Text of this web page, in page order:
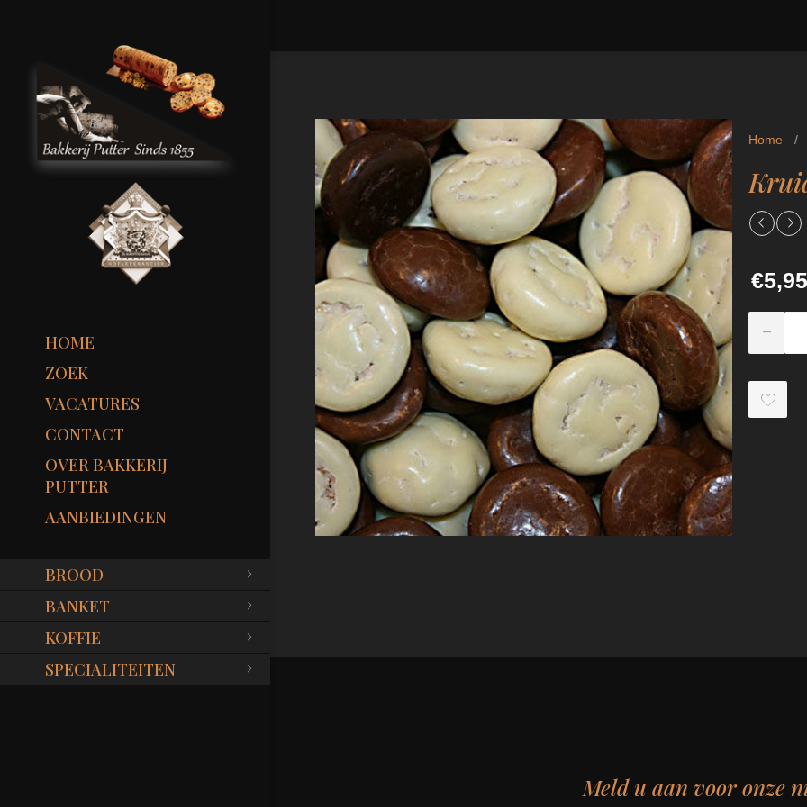
HOME
ZOEK
VACATURES
CONTACT
OVER BAKKERIJ
PUTTER
AANBIEDINGEN
BROOD
BANKET
KOFFIE
SPECIALITEITEN
Home /
€5,95
Meld u aan voor onze